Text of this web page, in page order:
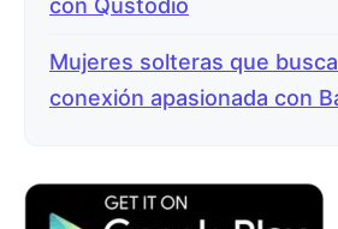
con Qustodio
Mujeres solteras que
conexión apasionada con